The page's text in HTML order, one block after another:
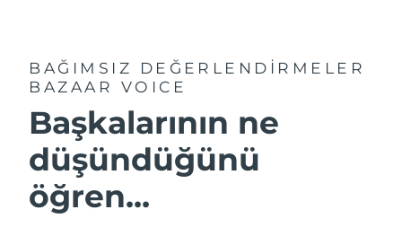
BAĞIMSIZ DEĞERLENDİRMELER
BAZAAR VOICE
Başkalarının ne
düşündüğünü
öğren...